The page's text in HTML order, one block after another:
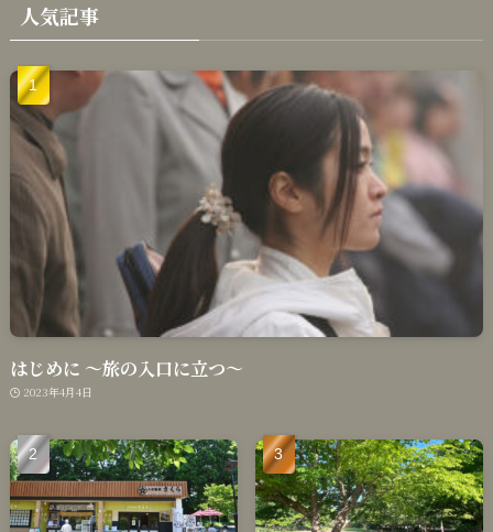
人気記事
はじめに 〜旅の入口に立つ〜
2023年4月4日